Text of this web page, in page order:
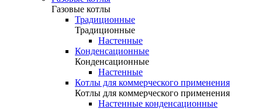
Газовые котлы
Традиционные
Традиционные
Настенные
Конденсационные
Конденсационные
Настенные
Котлы для коммерческого применения
Котлы для коммерческого применения
Настенные конденсационные